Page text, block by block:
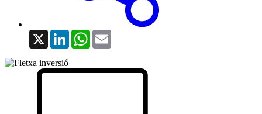
X LinkedInWhatsApp